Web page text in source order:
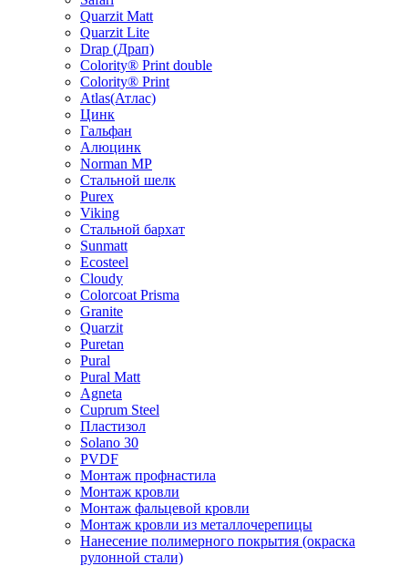
Quarzit Matt
Quarzit Lite
Drap (Драп)
Colority® Print double
Colority® Print
Atlas(Атлас)
Цинк
Гальфан
Алюцинк
Norman MP
Стальной шелк
Purex
Viking
Стальной бархат
Sunmatt
Ecosteel
Cloudy
Colorcoat Prisma
Granite
Quarzit
Puretan
Pural
Pural Matt
Agneta
Cuprum Steel
Пластизол
Solano 30
PVDF
Монтаж профнастила
Монтаж кровли
Монтаж фальцевой кровли
Монтаж кровли из металлочерепицы
Нанесение полимерного покрытия (окраска
рулонной стали)